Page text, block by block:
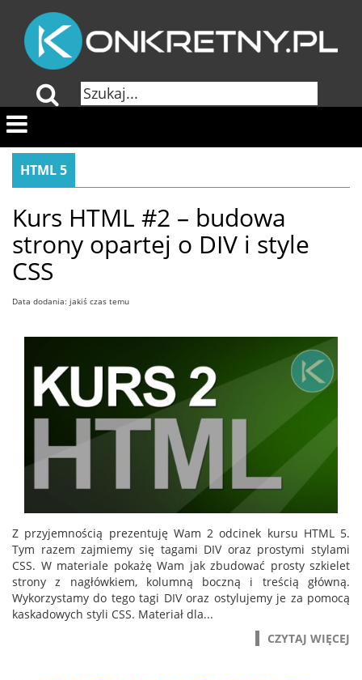
HTML 5
Kurs HTML #2 – budowa
strony opartej o DIV i style
CSS
Data dodania: jakiś czas temu
Z przyjemnością prezentuję Wam 2 odcinek kursu HTML 5.
Tym razem zajmiemy się tagami DIV oraz prostymi stylami
CSS. W materiale pokażę Wam jak zbudować prosty szkielet
strony z nagłówkiem, kolumną boczną i treścią główną.
Wykorzystamy do tego tagi DIV oraz ostylujemy je za pomocą
kaskadowych styli CSS. Materiał dla...
CZYTAJ WIĘCEJ